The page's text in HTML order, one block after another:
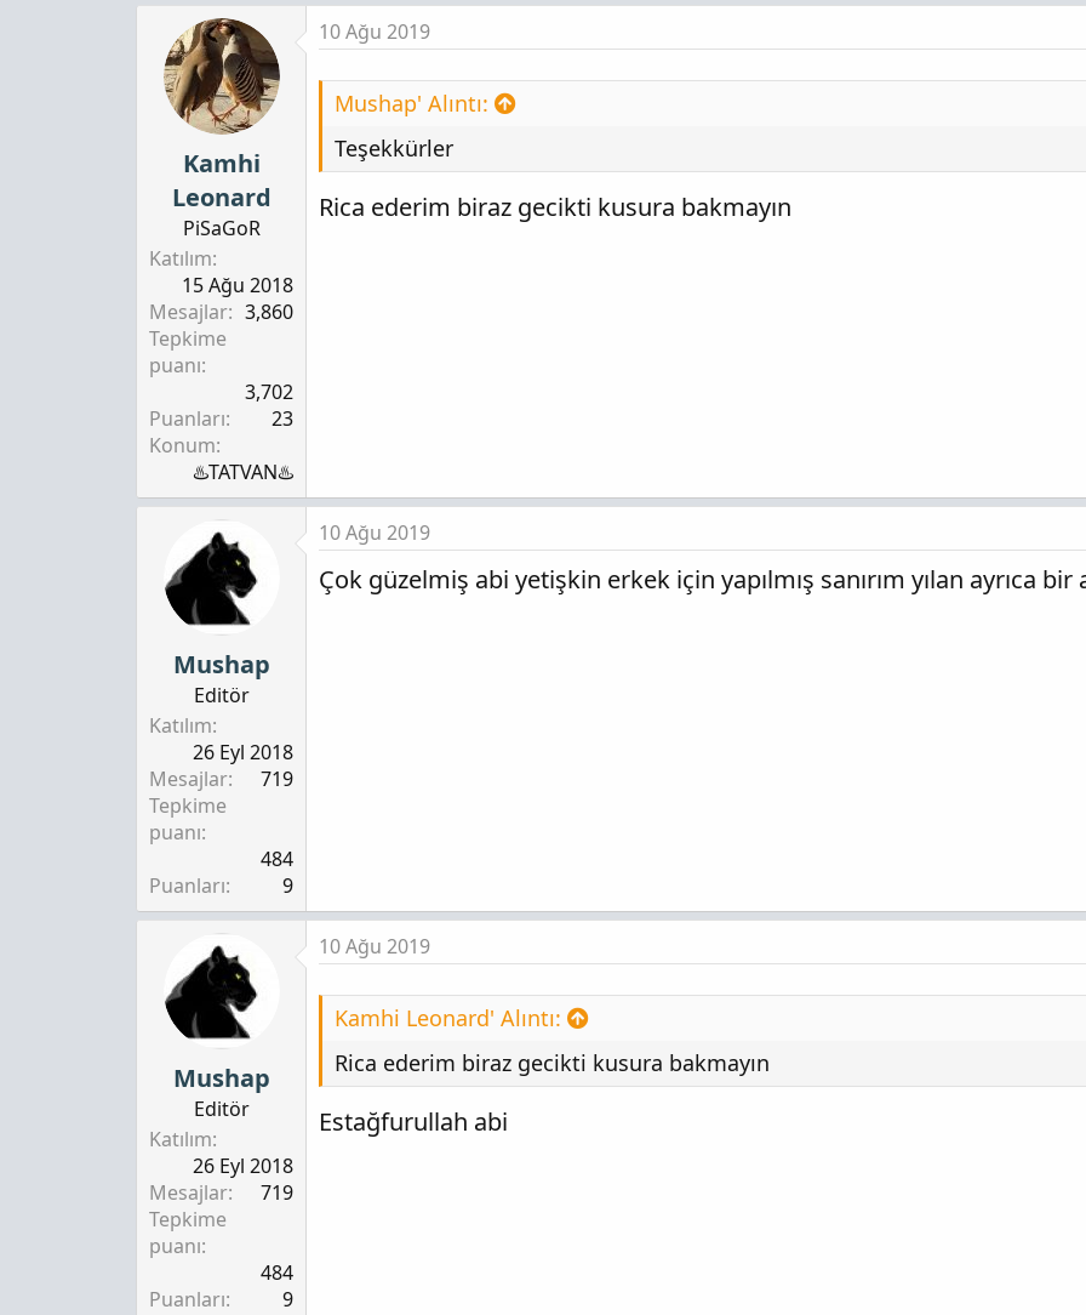
Kamhi
Leonard
PiSaGoR
Katılım
15 Ağu 2018
Mesajlar
3,860
Tepkime
puanı
3,702
Puanları
23
Konum
♨️TATVAN♨️
10 Ağu 2019
Mushap' Alıntı:
Teşekkürler
Rica ederim biraz gecikti kusura bakmayın
Mushap
Editör
Katılım
26 Eyl 2018
Mesajlar
719
Tepkime
puanı
484
Puanları
9
10 Ağu 2019
Çok güzelmiş abi yetişkin erkek için yapılmış sanırım yılan ayrıca
Mushap
Editör
Katılım
26 Eyl 2018
Mesajlar
719
Tepkime
puanı
484
Puanları
9
10 Ağu 2019
Kamhi Leonard' Alıntı:
Rica ederim biraz gecikti kusura bakmayın
Estağfurullah abi